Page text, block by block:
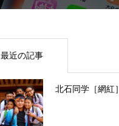
最近の記事
北石同学［網紅］